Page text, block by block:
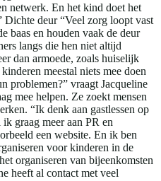
netwerk. En het kind doet het
Dichte deur “Veel zorg loopt vast
baas en houden vaak de deur
langs die hen niet altijd
dan armoede, zoals huiselijk
meestal niets mee doen
problemen?” vraagt Jacqueline
mee helpen. Ze zoekt mensen
“Ik denk aan gastlessen op
graag meer aan PR en
een website. En ik ben
voor kinderen in de
organiseren van bijeenkomsten
heeft al contact met veel